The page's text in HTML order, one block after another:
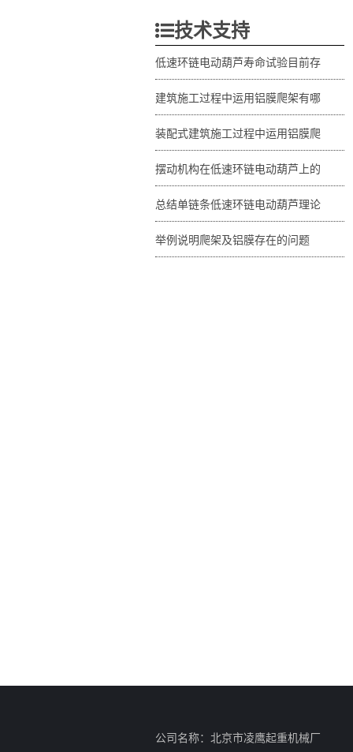
技术支持
低速环链电动葫芦寿命试验目前存
建筑施工过程中运用铝膜爬架有哪
装配式建筑施工过程中运用铝膜爬
摆动机构在低速环链电动葫芦上的
总结单链条低速环链电动葫芦理论
举例说明爬架及铝膜存在的问题
公司名称：北京市凌鹰起重机械厂